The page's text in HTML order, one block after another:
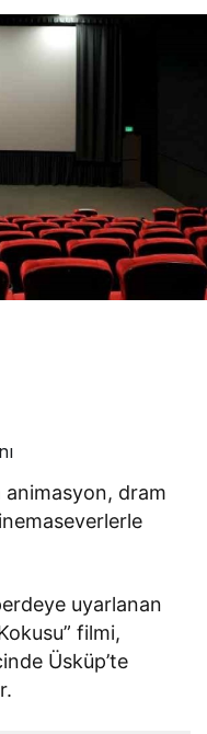
animasyon, dram
uyarlanan
filmi,
Üsküp’te